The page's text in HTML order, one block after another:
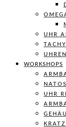
UHR
WORKSHOPS
UHR